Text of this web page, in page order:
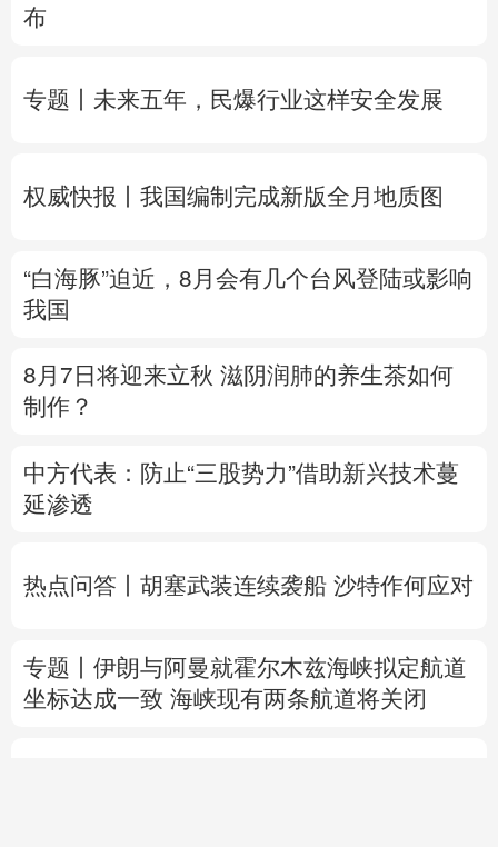
布
专题丨 未来五年，民爆行业这样安全发展
权威快报丨我国编制完成新版全月地质图
“白海豚”迫近，8月会有几个台风登陆或影响
我国
8月7日将迎来立秋 滋阴润肺的养生茶如何
制作？
中方代表：防止“三股势力”借助新兴技术蔓
延渗透
热点问答丨胡塞武装连续袭船 沙特作何应对
专题丨 伊朗与阿曼就霍尔木兹海峡拟定航道
坐标达成一致 海峡现有两条航道将关闭